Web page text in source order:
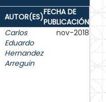
AUTOR(ES)FECHA DE
PUBLICACIÓN
Carlos
Eduardo
Hernandez
Arreguin
nov-2018